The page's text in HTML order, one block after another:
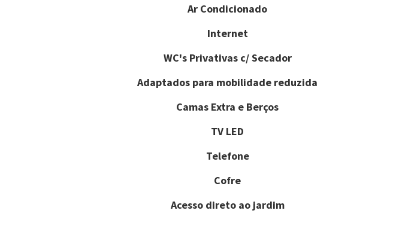
Ar Condicionado
Internet
WC's Privativas c/ Secador
Adaptados para mobilidade reduzida
Camas Extra e Berços
TV LED
Telefone
Cofre
Acesso direto ao jardim